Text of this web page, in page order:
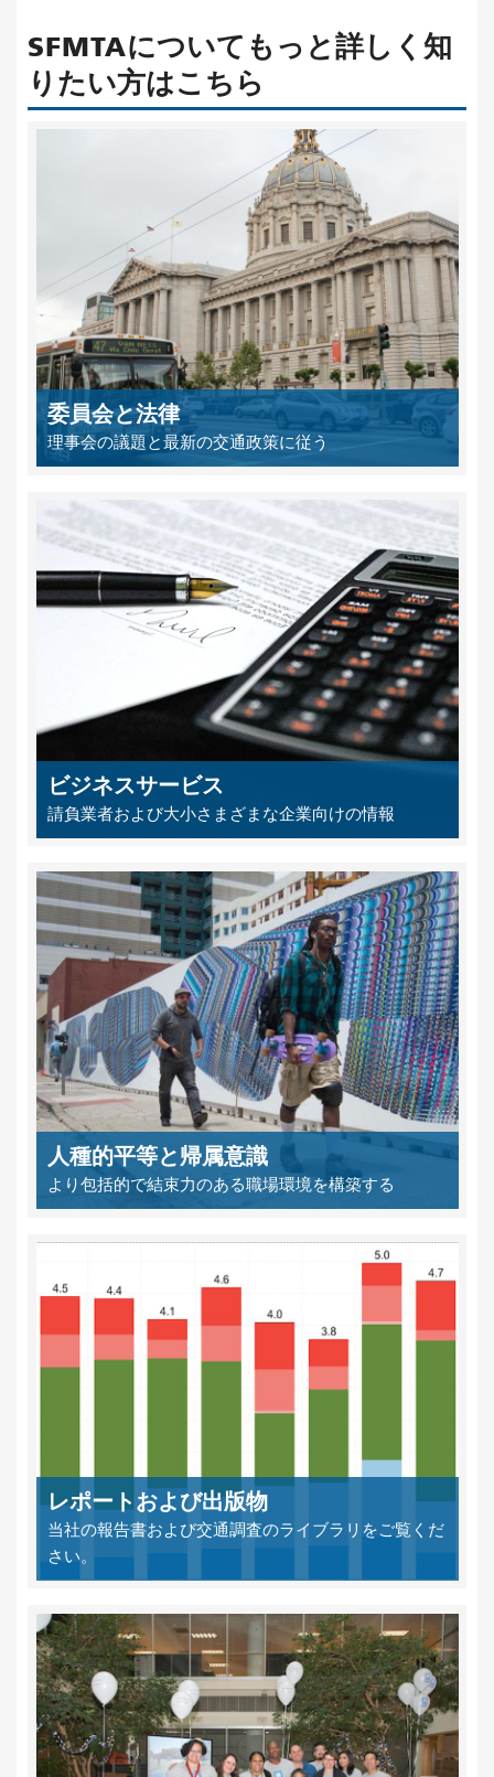
SFMTAについてもっと詳しく知
りたい方はこちら
委員会と法律
理事会の議題と最新の交通政策に従う
ビジネスサービス
請負業者および大小さまざまな企業向けの情報
人種的平等と帰属意識
より包括的で結束力のある職場環境を構築する
レポートおよび出版物
当社の報告書および交通調査のライブラリをご覧くだ
さい。